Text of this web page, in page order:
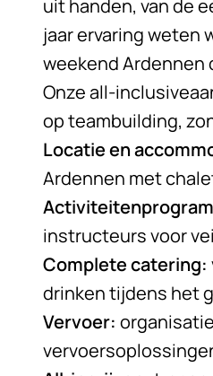
uit handen, van de
jaar ervaring weten
weekend Ardennen
Onze all-
op teambuilding,
Locatie en
Ardennen met
instructeurs voor
Complete catering:
drinken tijdens het
Vervoer: